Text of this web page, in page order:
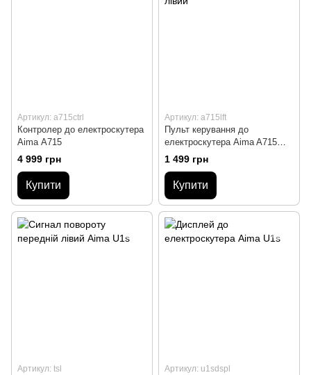
Артикул: a715ctrl
Контролер до електроскутера
Aima А715
4 999 грн
Купити
Артикул: a715lft
Пульт керування до
електроскутера Aima A715
лівий
1 499 грн
Купити
Артикул: tsl Артикул: u1sdspl